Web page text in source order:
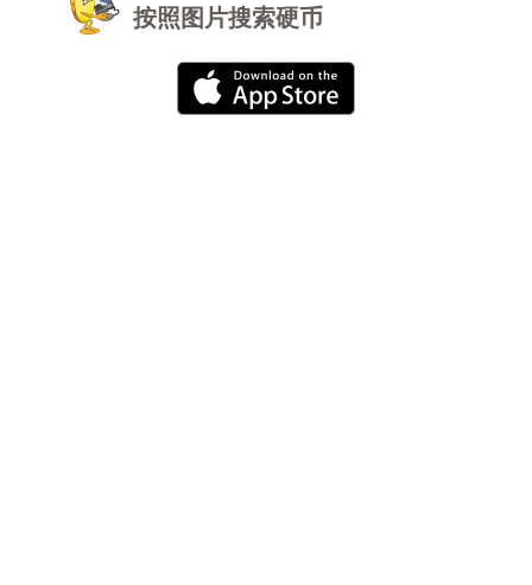
按照图片搜索硬币